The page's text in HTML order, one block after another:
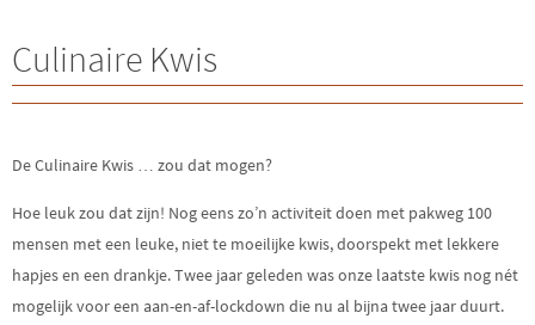
Culinaire Kwis
De Culinaire Kwis … zou dat mogen?
Hoe leuk zou dat zijn! Nog eens zo’n activiteit doen met pakweg 100
mensen met een leuke, niet te moeilijke kwis, doorspekt met lekkere
hapjes en een drankje. Twee jaar geleden was onze laatste kwis nog nét
mogelijk voor een aan-en-af-lockdown die nu al bijna twee jaar duurt.